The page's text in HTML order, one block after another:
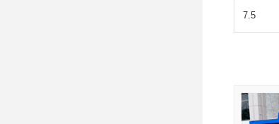
7.5